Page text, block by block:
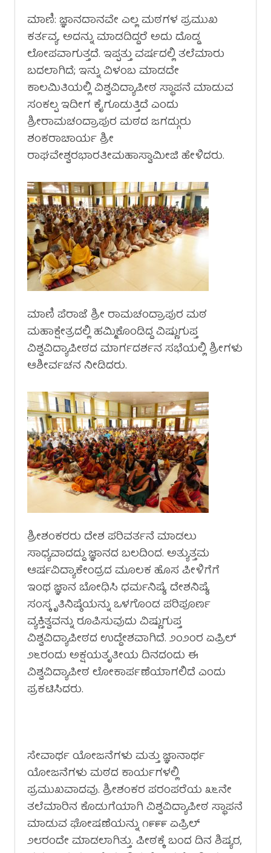
ಮಾಣಿ: ಜ್ಞಾನದಾನವೇ ಎಲ್ಲ ಮಠಗಳ ಪ್ರಮುಖ
ಕರ್ತವ್ಯ. ಅದನ್ನು ಮಾಡದಿದ್ದರೆ ಅದು ದೊಡ್ಡ
ಲೋಪವಾಗುತ್ತದೆ. ಇಪ್ಪತ್ತು ವರ್ಷದಲ್ಲಿ ತಲೆಮಾರು
ಬದಲಾಗಿದೆ; ಇನ್ನು ವಿಳಂಬ ಮಾಡದೇ
ಕಾಲಮಿತಿಯಲ್ಲಿ ವಿಶ್ವವಿದ್ಯಾಪೀಠ ಸ್ಥಾಪನೆ ಮಾಡುವ
ಸಂಕಲ್ಪ ಇದೀಗ ಕೈಗೂಡುತ್ತಿದೆ ಎಂದು
ಶ್ರೀರಾಮಚಂದ್ರಾಪುರ ಮಠದ ಜಗದ್ಗುರು
ಶಂಕರಾಚಾರ್ಯ ಶ್ರೀ
ರಾಘವೇಶ್ವರಭಾರತೀಮಹಾಸ್ವಾಮೀಜಿ ಹೇಳಿದರು.
ಮಾಣಿ ಪೆರಾಜೆ ಶ್ರೀ ರಾಮಚಂದ್ರಾಪುರ ಮಠ
ಮಹಾಕ್ಷೇತ್ರದಲ್ಲಿ ಹಮ್ಮಿಕೊಂಡಿದ್ದ ವಿಷ್ಣುಗುಪ್ತ
ವಿಶ್ವವಿದ್ಯಾಪೀಠದ ಮಾರ್ಗದರ್ಶನ ಸಭೆಯಲ್ಲಿ ಶ್ರೀಗಳು
ಆಶೀರ್ವಚನ ನೀಡಿದರು.
ಶ್ರೀಶಂಕರರು ದೇಶ ಪರಿವರ್ತನೆ ಮಾಡಲು
ಸಾಧ್ಯವಾದದ್ದು ಜ್ಞಾನದ ಬಲದಿಂದ. ಅತ್ಯುತ್ತಮ
ಆರ್ಷವಿದ್ಯಾಕೇಂದ್ರದ ಮೂಲಕ ಹೊಸ ಪೀಳಿಗೆಗೆ
ಇಂಥ ಜ್ಞಾನ ಬೋಧಿಸಿ ಧರ್ಮನಿಷ್ಠೆ, ದೇಶನಿಷ್ಠೆ,
ಸಂಸ್ಕೃತಿನಿಷ್ಠೆಯನ್ನು ಒಳಗೊಂಡ ಪರಿಪೂರ್ಣ
ವ್ಯಕ್ತಿತ್ವವನ್ನು ರೂಪಿಸುವುದು ವಿಷ್ಣುಗುಪ್ತ
ವಿಶ್ವವಿದ್ಯಾಪೀಠದ ಉದ್ದೇಶವಾಗಿದೆ. ೨೦೨೦ರ ಏಪ್ರಿಲ್
೨೬ರಂದು ಅಕ್ಷಯತೃತೀಯ ದಿನದಂದು ಈ
ವಿಶ್ವವಿದ್ಯಾಪೀಠ ಲೋಕಾರ್ಪಣೆಯಾಗಲಿದೆ ಎಂದು
ಪ್ರಕಟಿಸಿದರು.
ಸೇವಾರ್ಥ ಯೋಜನೆಗಳು ಮತ್ತು ಜ್ಞಾನಾರ್ಥ
ಯೋಜನೆಗಳು ಮಠದ ಕಾರ್ಯಗಳಲ್ಲಿ
ಪ್ರಮುಖವಾದವು. ಶ್ರೀಶಂಕರ ಪರಂಪರೆಯ ೩೬ನೇ
ತಲೆಮಾರಿನ ಕೊಡುಗೆಯಾಗಿ ವಿಶ್ವವಿದ್ಯಾಪೀಠ ಸ್ಥಾಪನೆ
ಮಾಡುವ ಘೋಷಣೆಯನ್ನು ೧೯೯೯ ಏಪ್ರಿಲ್
೨೮ರಂದೇ ಮಾಡಲಾಗಿತ್ತು. ಪೀಠಕ್ಕೆ ಬಂದ ದಿನ ಶಿಷ್ಯರ,